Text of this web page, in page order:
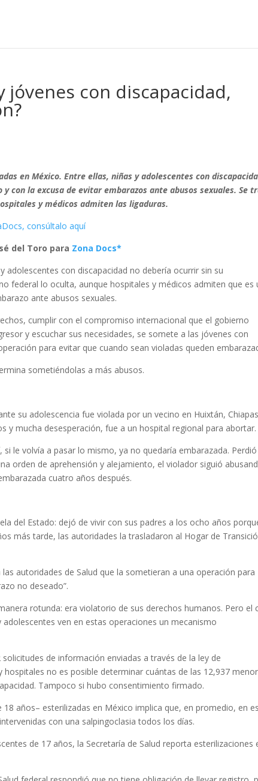
jóvenes con discapacidad,
en México. Entre ellas, niñas y adolescentes con
con la excusa de evitar embarazos ante abusos sexuales. Se
y médicos admiten las ligaduras.
consúltalo aquí
del Toro para Zona Docs*
adolescentes con discapacidad no debería ocurrir sin su
federal lo oculta, aunque hospitales y médicos admiten que es
ante abusos sexuales.
cumplir con el compromiso internacional que el gobierno
y escuchar sus necesidades, se somete a las jóvenes con
para evitar que cuando sean violadas queden
sometiéndolas a más abusos.
su adolescencia fue violada por un vecino en Huixtán,
y mucha desesperación, fue a un hospital regional para abortar.
le volvía a pasar lo mismo, ya no quedaría embarazada. Perdió
orden de aprehensión y alejamiento, el violador siguió
cuatro años después.
del Estado: dejó de vivir con sus padres a los ocho años
más tarde, las autoridades la trasladaron al Hogar de
autoridades de Salud que la sometieran a una operación para
no deseado”.
rotunda: era violatorio de sus derechos humanos. Pero el
ven en estas operaciones un mecanismo
de información enviadas a través de la ley de
no es posible determinar cuántas de las 12,937
Tampoco si hubo consentimiento firmado.
años– esterilizadas en México implica que, en promedio, en
con una salpingoclasia todos los días.
de 17 años, la Secretaría de Salud reporta esterilizaciones